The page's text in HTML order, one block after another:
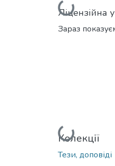
Вантажиться...
Ліцензійна
Зараз
Вантажиться...
Колекції
Тези, доповіді